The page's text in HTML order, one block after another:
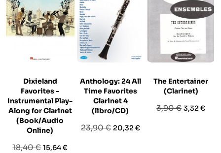
Dixieland
Favorites -
Instrumental Play-
Along for Clarinet
(Book/Audio
Online)
Prezzo
18,40 €Prezzo
15,64 €
Anthology: 24 All
Time Favorites
Clarinet 4
(libro/CD)
Prezzo
23,90 € Prezzo
20,32 €
The Entertainer
(Clarinet)
Prezzo
3,90 € Prezzo
3,32 €